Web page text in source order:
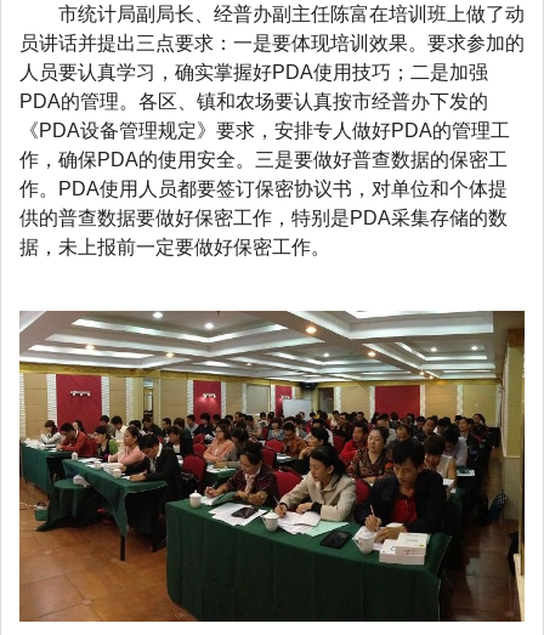
市统计局副局长、经普办副主任陈富在培训班上做了动
员讲话并提出三点要求：一是要体现培训效果。要求参加的
人员要认真学习，确实掌握好PDA使用技巧；二是加强
PDA的管理。各区、镇和农场要认真按市经普办下发的
《PDA设备管理规定》要求，安排专人做好PDA的管理工
作，确保PDA的使用安全。三是要做好普查数据的保密工
作。PDA使用人员都要签订保密协议书，对单位和个体提
供的普查数据要做好保密工作，特别是PDA采集存储的数
据，未上报前一定要做好保密工作。